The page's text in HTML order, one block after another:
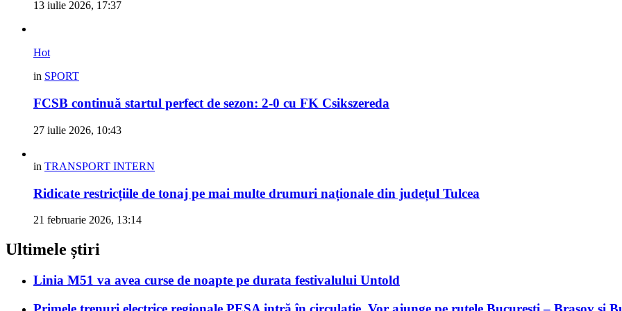
13 iulie 2026, 17:37
Hot
in SPORT
FCSB continuă startul perfect de sezon: 2-0 cu FK Csikszereda
27 iulie 2026, 10:43
in TRANSPORT INTERN
Ridicate restricțiile de tonaj pe mai multe drumuri naționale din județul Tulcea
21 februarie 2026, 13:14
Ultimele știri
Linia M51 va avea curse de noapte pe durata festivalului Untold